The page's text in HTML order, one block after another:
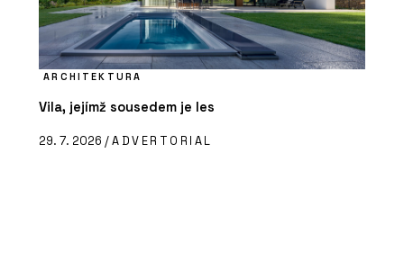
ARCHITEKTURA
Vila, jejímž sousedem je les
29. 7. 2026 /ADVERTORIAL